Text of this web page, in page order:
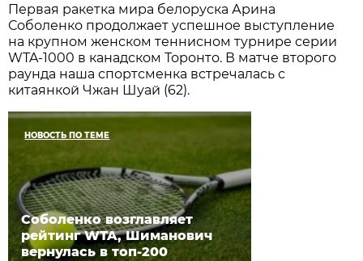
Первая ракетка мира белоруска Арина
Соболенко продолжает успешное выступление
на крупном женском теннисном турнире серии
WTA-1000 в канадском Торонто. В матче второго
раунда наша спортсменка встречалась с
китаянкой Чжан Шуай (62).
НОВОСТЬ ПО ТЕМЕ
Соболенко возглавляет
рейтинг WTA, Шиманович
вернулась в топ-200